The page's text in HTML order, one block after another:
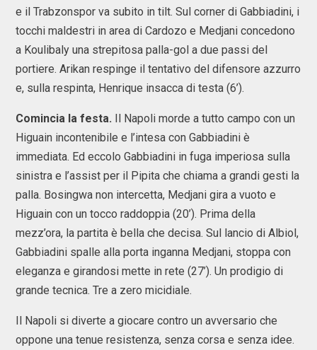
e il Trabzonspor va subito in tilt. Sul corner di Gabbiadini, i
tocchi maldestri in area di Cardozo e Medjani concedono
a Koulibaly una strepitosa palla-gol a due passi del
portiere. Arikan respinge il tentativo del difensore azzurro
e, sulla respinta, Henrique insacca di testa (6’).
Comincia la festa. Il Napoli morde a tutto campo con un
Higuain incontenibile e l’intesa con Gabbiadini è
immediata. Ed eccolo Gabbiadini in fuga imperiosa sulla
sinistra e l’assist per il Pipita che chiama a grandi gesti la
palla. Bosingwa non intercetta, Medjani gira a vuoto e
Higuain con un tocco raddoppia (20’). Prima della
mezz’ora, la partita è bella che decisa. Sul lancio di Albiol,
Gabbiadini spalle alla porta inganna Medjani, stoppa con
eleganza e girandosi mette in rete (27’). Un prodigio di
grande tecnica. Tre a zero micidiale.
Il Napoli si diverte a giocare contro un avversario che
oppone una tenue resistenza, senza corsa e senza idee.